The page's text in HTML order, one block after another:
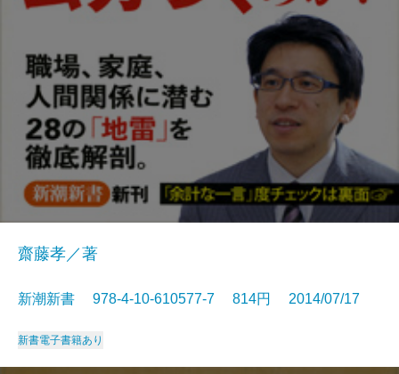
齋藤孝／著
新潮新書 978-4-10-610577-7 814円 2014/07/17
新書電子書籍あり